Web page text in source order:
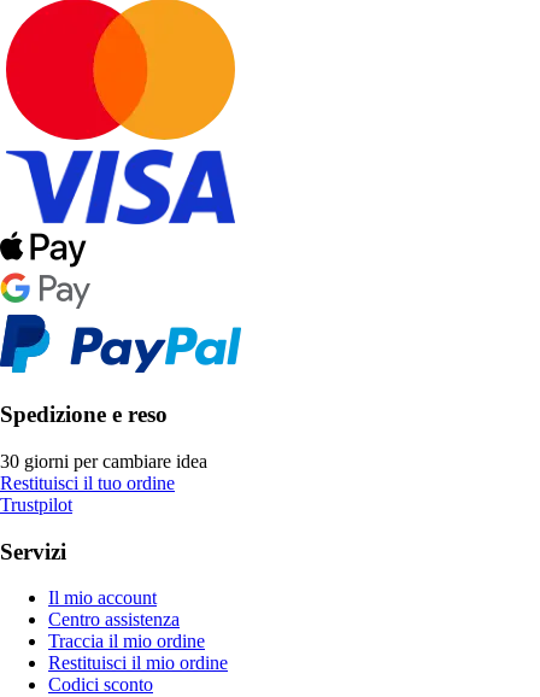
Spedizione e reso
30 giorni per cambiare idea
Restituisci il tuo ordine
Trustpilot
Servizi
Il mio account
Centro assistenza
Traccia il mio ordine
Restituisci il mio ordine
Codici sconto